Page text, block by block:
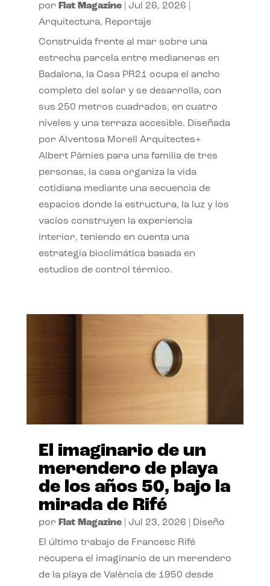
por Flat Magazine| Jul 26, 2026
Arquitectura, Reportaje
Construida frente al mar sobre una
estrecha parcela entre medianeras en
Badalona, la Casa PR21 ocupa el ancho
completo del solar y se desarrolla, con
sus 250 metros cuadrados, en cuatro
niveles y una terraza accesible. Diseñada
por Alventosa Morell Arquitectes+
Albert Pàmies para una familia de tres
personas, la casa organiza la vida
cotidiana mediante una secuencia de
espacios donde la estructura, la luz y los
vacíos construyen la experiencia
interior, teniendo en cuenta una
estrategia bioclimática basada en
estudios de control térmico.
El imaginario de un
merendero de playa
de los años 50, bajo la
mirada de Rifé
por Flat Magazine| Jul 23, 2026 Diseño
El último trabajo de Francesc Rifé
recupera el imaginario de un merendero
de la playa de València de 1950 desde